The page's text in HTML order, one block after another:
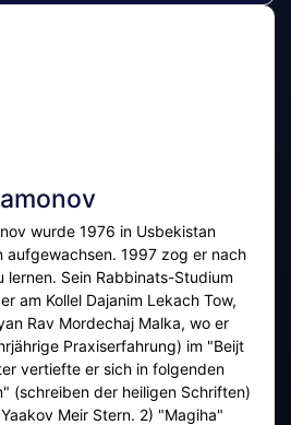
wurde 1976 in Usbekistan
aufgewachsen. 1997 zog er nach
lernen. Sein Rabbinats-Studium
am Kollel Dajanim Lekach Tow,
Rav Mordechaj Malka, wo er
Praxiserfahrung) im "Beijt
vertiefte er sich in folgenden
(schreiben der heiligen Schriften)
Meir Stern. 2) "Magiha"